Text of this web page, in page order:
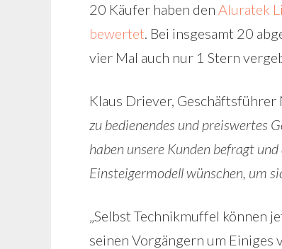
20 Käufer haben den Aluratek
bewertet. Bei insgesamt 20
vier Mal auch nur 1 Stern
Klaus Driever,
zu bedienendes und preiswertes
haben unsere Kunden befragt
Einsteigermodell wünschen, um
„Selbst Technikmuffel können
seinen Vorgängern um Einiges